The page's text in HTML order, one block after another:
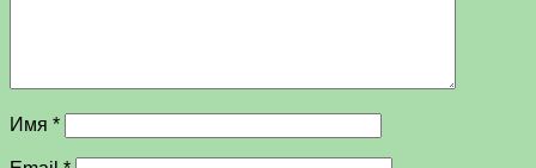
Имя *